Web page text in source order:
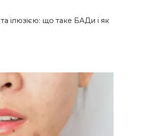
ілюзією: що таке БАДи і як